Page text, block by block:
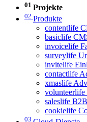
01 Projekte
02 Produkte
contentlife
basiclife
invoicelife
surveylife
invitelife
contactlife
xmaslife
saleslife
cookielife
03